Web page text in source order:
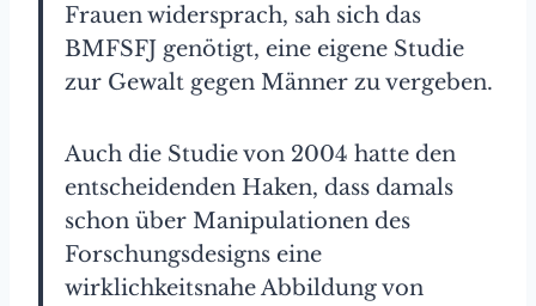
Frauen widersprach, sah sich das
BMFSFJ genötigt, eine eigene Studie
zur Gewalt gegen Männer zu vergeben.
Auch die Studie von 2004 hatte den
entscheidenden Haken, dass damals
schon über Manipulationen des
Forschungsdesigns eine
wirklichkeitsnahe Abbildung von